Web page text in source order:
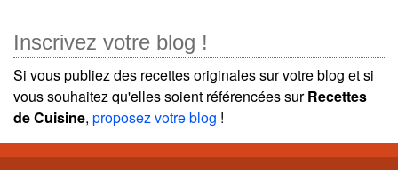
Inscrivez votre blog !
Si vous publiez des recettes originales sur votre blog et si
vous souhaitez qu'elles soient référencées surRecettes
de Cuisine, proposez votre blog !